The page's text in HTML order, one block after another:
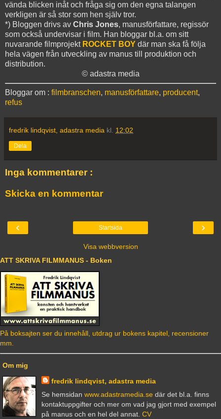
vända blicken inåt och fråga sig om den egna talangen
verkligen är så stor som hen själv tror.
*) Bloggen drivs av Chris Jones, manusförfattare, regissör
som också undervisar i film. Han bloggar bl.a. om sitt
nuvarande filmprojekt ROCKET BOY där man ska få följa
hela vägen från utveckling av manus till produktion och
distribution.
© adastra media
Bloggar om : filmbranschen, manusförfattare, producent,
refus
fredrik lindqvist, adastra media kl. 12:02
Dela
Inga kommentarer :
Skicka en kommentar
‹ ›
Startsida
Visa webbversion
ATT SKRIVA FILMMANUS - Boken
På boksajten ser du innehåll, utdrag ur bokens kapitel, recensioner
mm.
Om mig
fredrik lindqvist, adastra media
Se hemsidan www.adastramedia.sedär det bl.a. finns
kontaktuppgifter och mer om vad jag gjort med exempel
på manus och en hel del annat. CV